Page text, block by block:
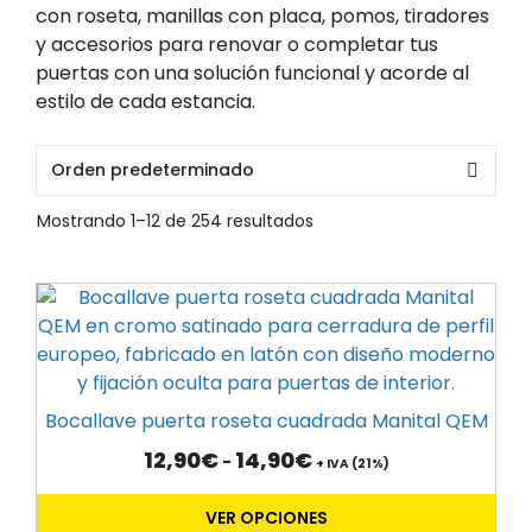
con roseta, manillas con placa, pomos, tiradores
y accesorios para renovar o completar tus
puertas con una solución funcional y acorde al
estilo de cada estancia.
Mostrando 1–12 de 254 resultados
Bocallave puerta roseta cuadrada Manital QEM
12,90€ - 14,90€Rango
precios:
desde
+ IVA (21%)
VER OPCIONES
Este
producto
tiene
múltiples
variantes.
se